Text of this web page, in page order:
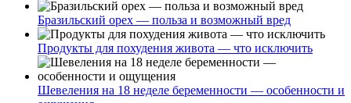
Бразильский орех — польза и возможный вред
Продукты для похудения живота — что исключить
Шевеления на 18 неделе беременности — особенности и